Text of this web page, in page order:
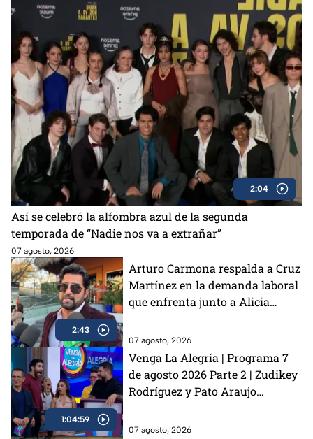
2:04
Así se celebró la alfombra azul de la segunda
temporada de “Nadie nos va a extrañar”
07 agosto, 2026
2:43
Arturo Carmona respalda a Cruz
Martínez en la demanda laboral
que enfrenta junto a Alicia
esté presente, ahí voy a estar”
07 agosto, 2026
1:04:59
Venga La Alegría | Programa 7
de agosto 2026 Parte 2 | Zudikey
Rodríguez y Pato Araujo
perrito Lauro nos visita y la
07 agosto, 2026